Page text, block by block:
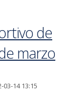
de la memoria
de
marzo
03-14 13:15